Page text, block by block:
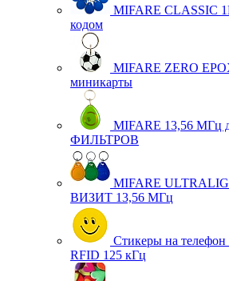
MIFARE CLASSIC
кодом
MIFARE ZERO
миникарты
MIFARE 13,56 МГц
ФИЛЬТРОВ
MIFARE
ВИЗИТ 13,56 МГц
Стикеры на
RFID 125 кГц